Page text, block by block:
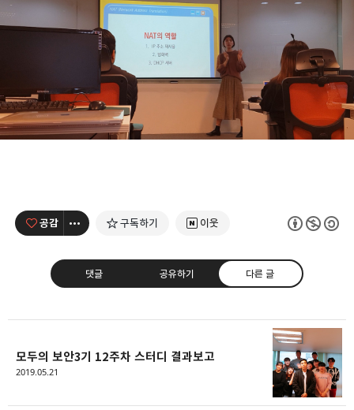
공감 구독하기 이웃
댓글 공유하기 다른 글
모두의 근삼이
모두의 보안3기 12주차 스터디 결과보고
2019.05.21